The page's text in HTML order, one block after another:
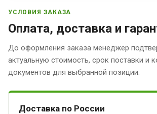
УСЛОВИЯ ЗАКАЗА
Оплата, доставка и
До оформления заказа менеджер
актуальную стоимость, срок поставки и
документов для выбранной позиции.
Доставка по России